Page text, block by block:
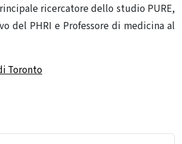
ricercatore dello studio PURE,
del PHRI e Professore di medicina al
Toronto